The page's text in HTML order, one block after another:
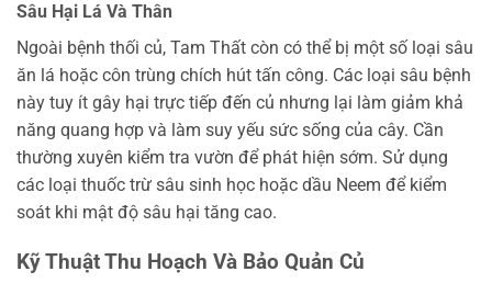
Sâu Hại Lá Và Thân
Ngoài bệnh thối củ, Tam Thất còn có thể bị một số loại sâu
ăn lá hoặc côn trùng chích hút tấn công. Các loại sâu bệnh
này tuy ít gây hại trực tiếp đến củ nhưng lại làm giảm khả
năng quang hợp và làm suy yếu sức sống của cây. Cần
thường xuyên kiểm tra vườn để phát hiện sớm. Sử dụng
các loại thuốc trừ sâu sinh học hoặc dầu Neem để kiểm
soát khi mật độ sâu hại tăng cao.
Kỹ Thuật Thu Hoạch Và Bảo Quản Củ